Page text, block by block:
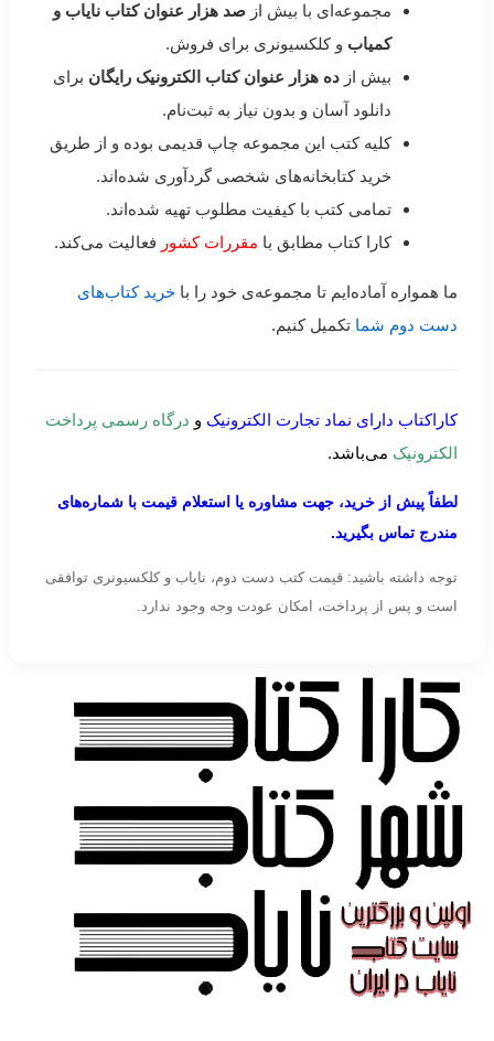
مجموعه‌ای با بیش از صد هزار عنوان کتاب نایاب و
کمیاب و کلکسیونری برای فروش.
بیش از ده هزار عنوان کتاب الکترونیک رایگان برای
دانلود آسان و بدون نیاز به ثبت‌نام.
کلیه کتب این مجموعه چاپ قدیمی بوده و از طریق
خرید کتابخانه‌های شخصی گردآوری شده‌اند.
تمامی کتب با کیفیت مطلوب تهیه شده‌اند.
کارا کتاب مطابق با مقررات کشور فعالیت می‌کند.
ما همواره آماده‌ایم تا مجموعه‌ی خود را با خرید کتاب‌های
دست دوم شما تکمیل کنیم.
کاراکتاب دارای نماد تجارت الکترونیک و درگاه رسمی پرداخت
الکترونیک می‌باشد.
لطفاً پیش از خرید، جهت مشاوره یا استعلام قیمت با شماره‌های
مندرج تماس بگیرید.
توجه داشته باشید: قیمت کتب دست دوم، نایاب و کلکسیونری توافقی
است و پس از پرداخت، امکان عودت وجه وجود ندارد.